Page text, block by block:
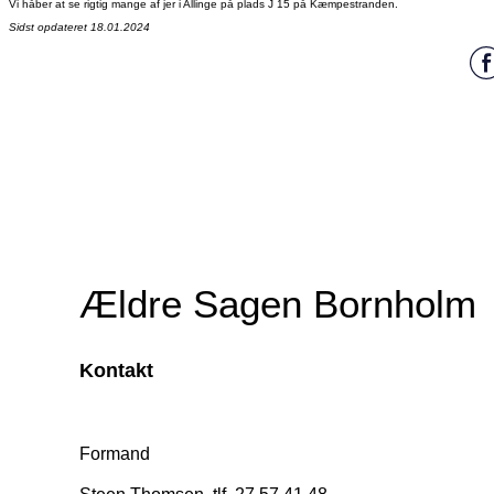
Vi håber at se rigtig mange af jer i Allinge på plads J 15 på Kæmpestranden.
Sidst opdateret 18.01.2024
Ældre Sagen Bornholm
Kontakt
Formand